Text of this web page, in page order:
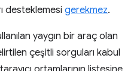
desteklemesi gerekmez.
yaygın bir araç olan
çeşitli sorguları kabul